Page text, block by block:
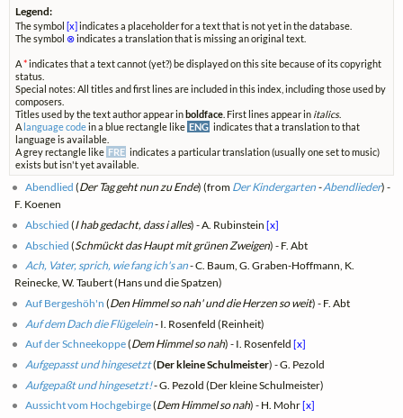
Legend:
The symbol[x]indicates a placeholder for a text that is not yet in the database.
The symbol ⊗indicates a translation that is missing an original text.
A*indicates that a text cannot (yet?) be displayed on this site because of its copyright
status.
Special notes: All titles and first lines are included in this index, including those used by
composers.
Titles used by the text author appear inboldface . First lines appear in italics.
A language codein a blue rectangle like ENG indicates that a translation to that
language is available.
A grey rectangle like FRE indicates a particular translation (usually one set to music)
exists but isn't yet available.
Abendlied (Der Tag geht nun zu Ende) (from Der Kindergarten -Abendlieder) -
F. Koenen
Abschied (I hab gedacht, dass i alles) - A. Rubinstein[x]
Abschied (Schmückt das Haupt mit grünen Zweigen) - F. Abt
Ach, Vater, sprich, wie fang ich's an- C. Baum, G. Graben-Hoffmann, K.
Reinecke, W. Taubert (Hans und die Spatzen)
Auf Bergeshöh'n (Den Himmel so nah' und die Herzen so weit) - F. Abt
Auf dem Dach die Flügelein- I. Rosenfeld (Reinheit)
Auf der Schneekoppe(Dem Himmel so nah) - I. Rosenfeld[x]
Aufgepasst und hingesetzt(Der kleine Schulmeister) - G. Pezold
Aufgepaßt und hingesetzt!- G. Pezold (Der kleine Schulmeister)
Aussicht vom Hochgebirge(Dem Himmel so nah) - H. Mohr[x]